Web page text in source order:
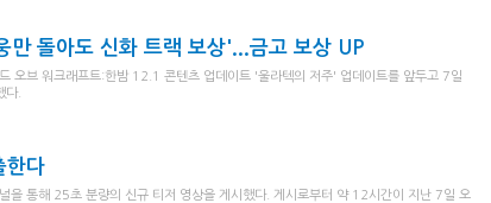
돌아도 신화 트랙 보상'...금고 보상 UP
오브 워크래프트:한밤 12.1 콘텐츠 업데이트 '울라텍의 저주' 업데이트를 앞두고 7일
다.
한다
을 통해 25초 분량의 신규 티저 영상을 게시했다. 게시로부터 약 12시간이 지난 7일 오